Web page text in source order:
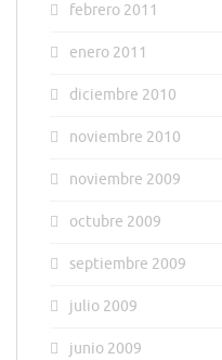
febrero 2011
enero 2011
diciembre 2010
noviembre 2010
noviembre 2009
octubre 2009
septiembre 2009
julio 2009
junio 2009